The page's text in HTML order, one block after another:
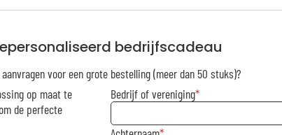
bedrijfscadeau
voor een grote bestelling (meer dan 50 stuks)?
op maat te
de perfecte
Bedrijf of vereniging